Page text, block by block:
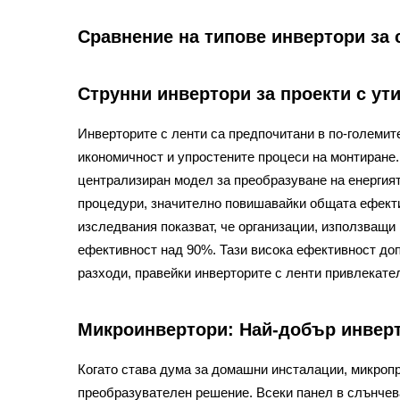
Сравнение на типове инвертори
Струнни инвертори за проекти с
Инверторите с ленти са предпочитани в по-
икономичност и упростените процеси на
централизиран модел за преобразуване на
процедури, значително повишавайки общата
изследвания показват, че организации,
ефективност над 90%. Тази висока ефективност
разходи, правейки инверторите с ленти
Микроинвертори: Най-добър
Когато става дума за домашни инсталации,
преобразувателен решение. Всеки панел в